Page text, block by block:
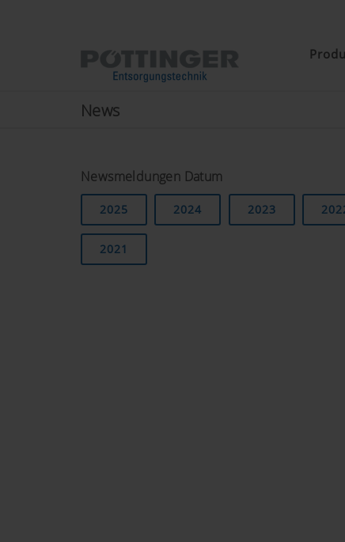
News
Newsmeldungen Datum
2025 2024 2023
2021